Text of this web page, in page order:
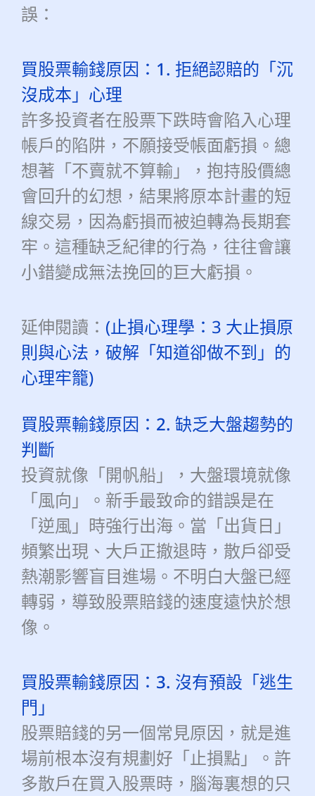
誤：
買股票輸錢原因：1. 拒絕認賠的「沉
沒成本」心理
許多投資者在股票下跌時會陷入心理
帳戶的陷阱，不願接受帳面虧損。總
想著「不賣就不算輸」，抱持股價總
會回升的幻想，結果將原本計畫的短
線交易，因為虧損而被迫轉為長期套
牢。這種缺乏紀律的行為，往往會讓
小錯變成無法挽回的巨大虧損。
延伸閱讀： (止損心理學：3 大止損原
則與心法，破解「知道卻做不到」的
心理牢籠)
買股票輸錢原因：2. 缺乏大盤趨勢的
判斷
投資就像「開帆船」，大盤環境就像
「風向」。新手最致命的錯誤是在
「逆風」時強行出海。當「出貨日」
頻繁出現、大戶正撤退時，散戶卻受
熱潮影響盲目進場。不明白大盤已經
轉弱，導致股票賠錢的速度遠快於想
像。
買股票輸錢原因：3. 沒有預設「逃生
門」
股票賠錢的另一個常見原因，就是進
場前根本沒有規劃好「止損點」。許
多散戶在買入股票時，腦海裏想的只